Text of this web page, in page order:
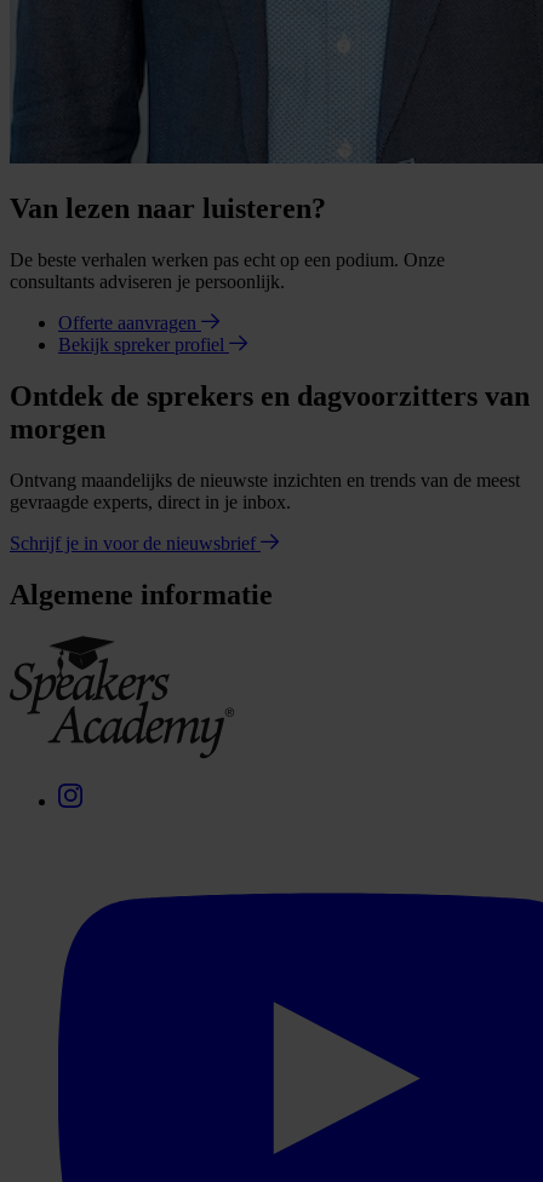
Van lezen naar luisteren?
De beste verhalen werken pas echt op een podium. Onze
consultants adviseren je persoonlijk.
Offerte aanvragen
Bekijk spreker profiel
Ontdek de sprekers en dagvoorzitters van
morgen
Ontvang maandelijks de nieuwste inzichten en trends van de meest
gevraagde experts, direct in je inbox.
Schrijf je in voor de nieuwsbrief
Algemene informatie